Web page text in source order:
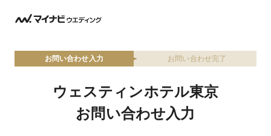
お問い合わせ入力 お問い合わせ完了
ウェスティンホテル東京
お問い合わせ入力